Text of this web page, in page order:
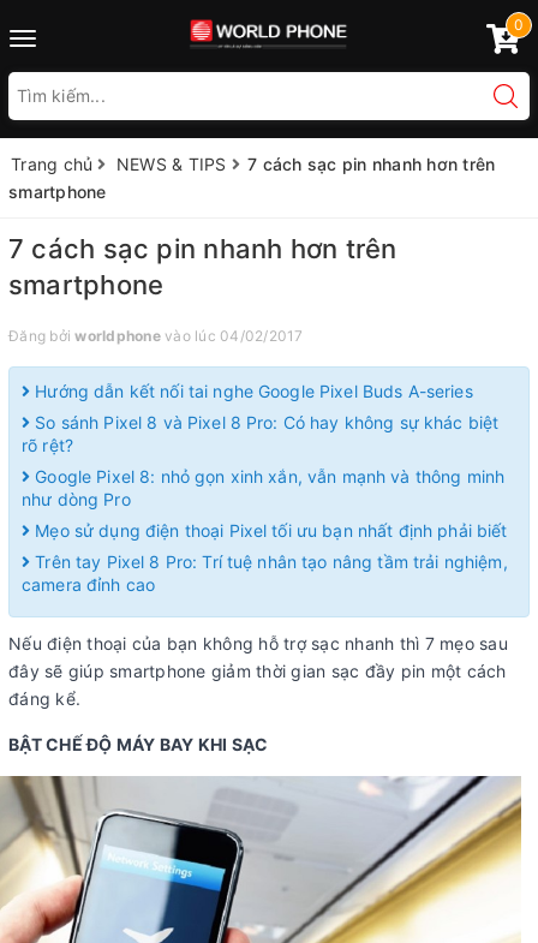
Toggle
0
Trang chủ NEWS & TIPS
7 cách sạc pin nhanh hơn trên
smartphone
7 cách sạc pin nhanh hơn trên
smartphone
Đăng bởiworldphonevào lúc 04/02/2017
Hướng dẫn kết nối tai nghe Google Pixel Buds A-series
So sánh Pixel 8 và Pixel 8 Pro: Có hay không sự khác biệt
rõ rệt?
Google Pixel 8: nhỏ gọn xinh xắn, vẫn mạnh và thông minh
như dòng Pro
Mẹo sử dụng điện thoại Pixel tối ưu bạn nhất định phải biết
Trên tay Pixel 8 Pro: Trí tuệ nhân tạo nâng tầm trải nghiệm,
camera đỉnh cao
Nếu điện thoại của bạn không hỗ trợ sạc nhanh thì 7 mẹo sau
đây sẽ giúp smartphone giảm thời gian sạc đầy pin một cách
đáng kể.
BẬT CHẾ ĐỘ MÁY BAY KHI SẠC